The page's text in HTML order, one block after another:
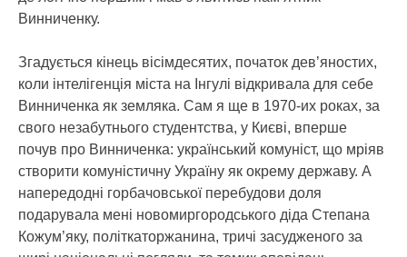
Винниченку.
Згадується кінець вісімдесятих, початок дев’яностих,
коли інтелігенція міста на Інгулі відкривала для себе
Винниченка як земляка. Сам я ще в 1970-их роках, за
свого незабутнього студентства, у Києві, вперше
почув про Винниченка: український комуніст, що мріяв
створити комуністичну Україну як окрему державу. А
напередодні горбачовської перебудови доля
подарувала мені новомиргородського діда Степана
Кожум’яку, політкаторжанина, тричі засудженого за